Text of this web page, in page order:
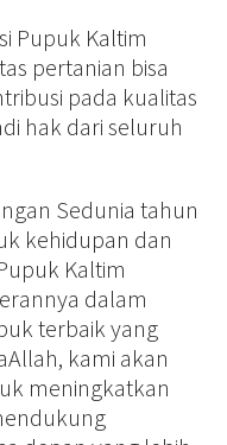
Pupuk Kaltim
pertanian bisa
pada kualitas
hak dari seluruh
Sedunia tahun
kehidupan dan
Kaltim
dalam
terbaik yang
kami akan
meningkatkan